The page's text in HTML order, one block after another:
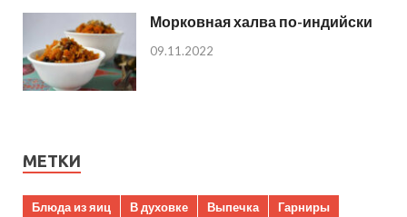
Морковная халва по-индийски
09.11.2022
МЕТКИ
Блюда из яиц В духовке Выпечка
Гарниры